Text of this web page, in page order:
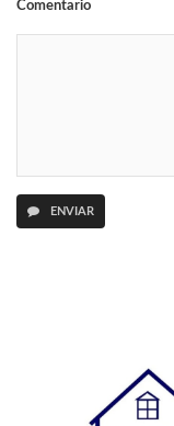
Comentario
ENVIAR